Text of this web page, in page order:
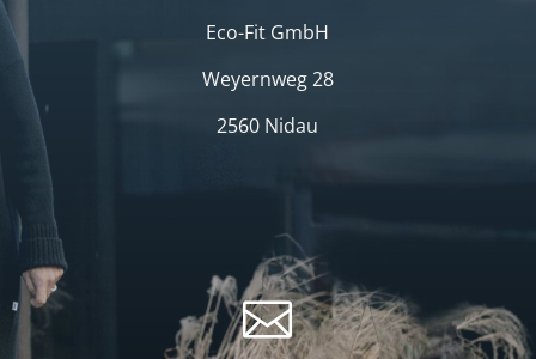
Eco-Fit GmbH
Weyernweg 28
2560 Nidau
